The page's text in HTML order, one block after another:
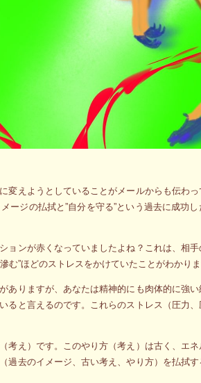
変えようとしていることがメールからも伝わ
ージの払拭と”自分を守る”という過去に成功
ョンが赤くなっていましたよね？これは、相
”ほどのストレスをかけていたことがわかりま
ありますが、あなたは精神的にも肉体的に強
ると言えるのです。これらのストレス（圧力、
考え）です。このやり方（考え）は古く、エ
過去のイメージ、古い考え、やり方）を払拭